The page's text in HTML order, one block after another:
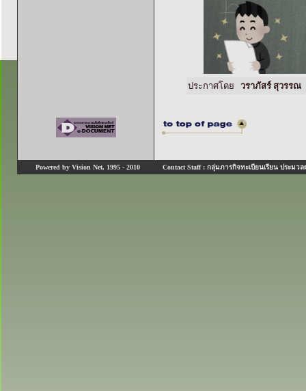
ประกาศโดย วราภัสร์ สุวรรณ
Powered by Vision Net, 1995 - 2010 Contact Staff : กลุ่มภารกิจทะเบียนเรียน ประมวล